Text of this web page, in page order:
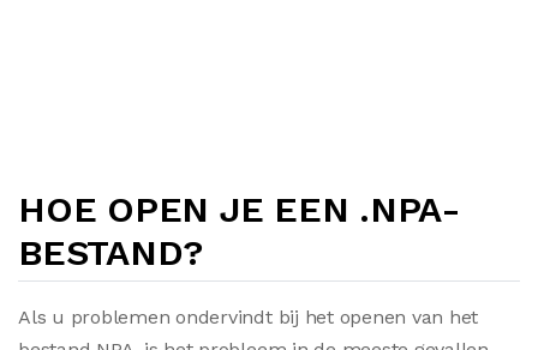
HOE OPEN JE EEN .NPA-
BESTAND?
Als u problemen ondervindt bij het openen van het